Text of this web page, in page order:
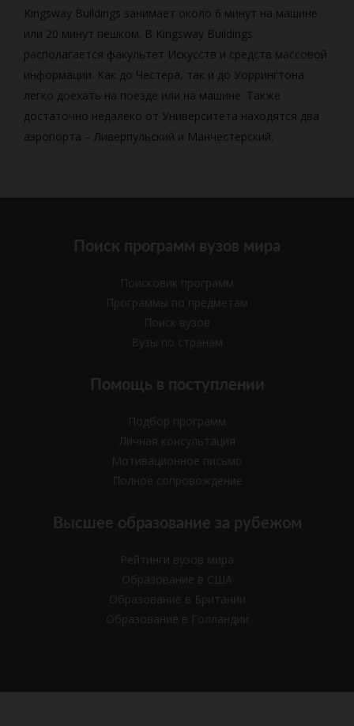
Kingsway Buildings занимает около 6 минут на машине
или 20 минут пешком. В Kingsway Buildings
располагается факультет Искусств и средств массовой
информации. Как до Честера, так и до Уоррингтона
легко доехать на поезде или на машине. Также
достаточно недалеко от Университета находятся два
аэропорта – Ливерпульский и Манчестерский.
Поиск программ вузов мира
Поисковик программ
Программы по предметам
Поиск вузов
Вузы по странам
Помощь в поступлении
Подбор программ
Личная консультация
Мотивационное письмо
Полное сопровождение
Высшее образование за рубежом
Рейтинги вузов мира
Образование в США
Образование в Британии
Образование в Голландии